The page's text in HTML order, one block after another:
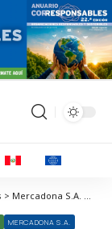
Corresponsables > Organizaciones Corresponsables > Mercadona S.A. > ODS13. Economía Circular: vía para cuidar más el planeta
MERCADONA S.A.